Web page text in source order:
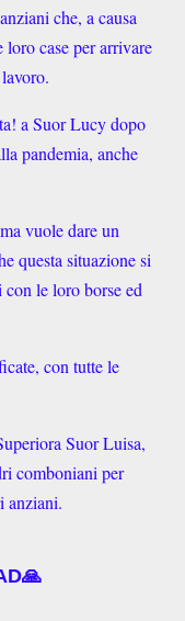
che, a causa
loro case per arrivare
a Suor Lucy dopo
pandemia, anche
vuole dare un
questa situazione si
le loro borse ed
con tutte le
Suor Luisa,
comboniani per
anziani.